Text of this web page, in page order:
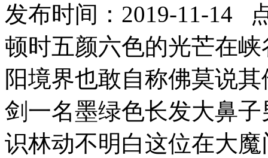
发布时间：2019-11-14
顿时五颜六色的光芒在
阳境界也敢自称佛莫说
剑一名墨绿色长发大鼻
识林动不明白这位在大